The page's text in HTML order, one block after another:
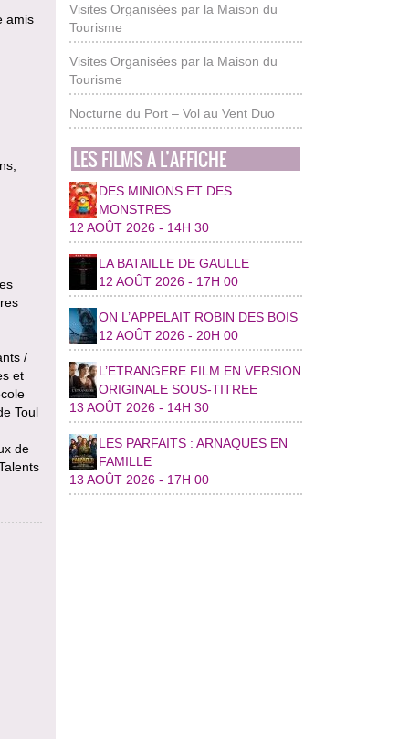
amis
/
et
Toul
de
Visites Organisées par la Maison du
Tourisme
Visites Organisées par la Maison du
Tourisme
Nocturne du Port – Vol au Vent Duo
LES FILMS A L’AFFICHE
DES MINIONS ET DES
MONSTRES
12 AOÛT 2026 - 14H 30
LA BATAILLE DE GAULLE
12 AOÛT 2026 - 17H 00
ON L’APPELAIT ROBIN DES BOIS
12 AOÛT 2026 - 20H 00
L’ETRANGERE FILM EN VERSION
ORIGINALE SOUS-TITREE
13 AOÛT 2026 - 14H 30
LES PARFAITS : ARNAQUES EN
FAMILLE
13 AOÛT 2026 - 17H 00